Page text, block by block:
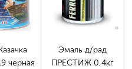
черная
Эмаль д/рад
ПРЕСТИЖ 0,4кг